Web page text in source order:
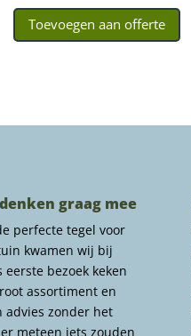
Toevoegen aan offerte
graag mee
perfecte tegel voor
kwamen wij bij
bezoek keken
assortiment en
advies zonder het
meteen iets zouden